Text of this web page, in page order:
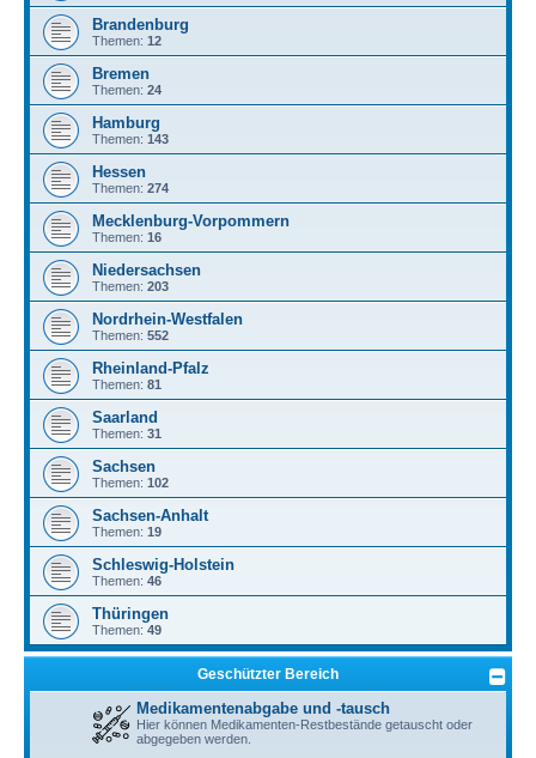
Brandenburg
Themen: 12
Bremen
Themen: 24
Hamburg
Themen: 143
Hessen
Themen: 274
Mecklenburg-Vorpommern
Themen: 16
Niedersachsen
Themen: 203
Nordrhein-Westfalen
Themen: 552
Rheinland-Pfalz
Themen: 81
Saarland
Themen: 31
Sachsen
Themen: 102
Sachsen-Anhalt
Themen: 19
Schleswig-Holstein
Themen: 46
Thüringen
Themen: 49
Geschützter Bereich
Medikamentenabgabe und -tausch
Hier können Medikamenten-Restbestände getauscht oder
abgegeben werden.